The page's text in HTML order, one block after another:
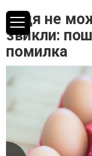
Яйця не
звикли:
помилка